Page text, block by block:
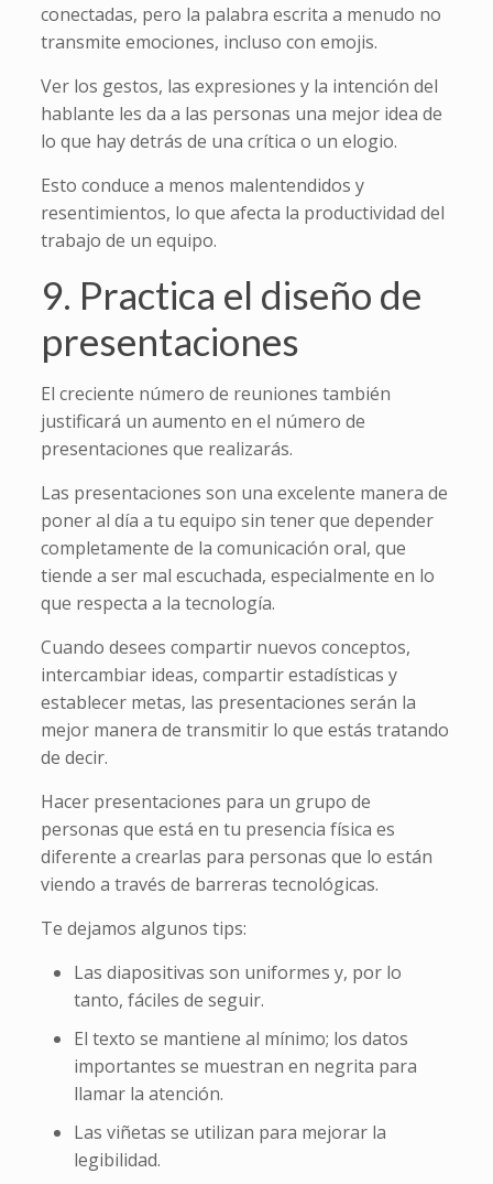
conectadas, pero la palabra escrita a menudo no
transmite emociones, incluso con emojis.
Ver los gestos, las expresiones y la intención del
hablante les da a las personas una mejor idea de
lo que hay detrás de una crítica o un elogio.
Esto conduce a menos malentendidos y
resentimientos, lo que afecta la productividad del
trabajo de un equipo.
9. Practica el diseño de
presentaciones
El creciente número de reuniones también
justificará un aumento en el número de
presentaciones que realizarás.
Las presentaciones son una excelente manera de
poner al día a tu equipo sin tener que depender
completamente de la comunicación oral, que
tiende a ser mal escuchada, especialmente en lo
que respecta a la tecnología.
Cuando desees compartir nuevos conceptos,
intercambiar ideas, compartir estadísticas y
establecer metas, las presentaciones serán la
mejor manera de transmitir lo que estás tratando
de decir.
Hacer presentaciones para un grupo de
personas que está en tu presencia física es
diferente a crearlas para personas que lo están
viendo a través de barreras tecnológicas.
Te dejamos algunos tips:
Las diapositivas son uniformes y, por lo
tanto, fáciles de seguir.
El texto se mantiene al mínimo; los datos
importantes se muestran en negrita para
llamar la atención.
Las viñetas se utilizan para mejorar la
legibilidad.